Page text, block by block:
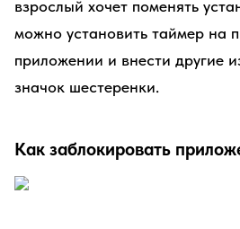
взрослый хочет поменять
можно установить таймер на
приложении и внести другие
значок шестеренки.
Как заблокировать